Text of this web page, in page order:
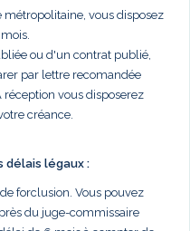
métropolitaine, vous disposez
ou d'un contrat publié,
par lettre recomandée
vous disposerez
créance.
délais légaux :
forclusion. Vous pouvez
du juge-commissaire